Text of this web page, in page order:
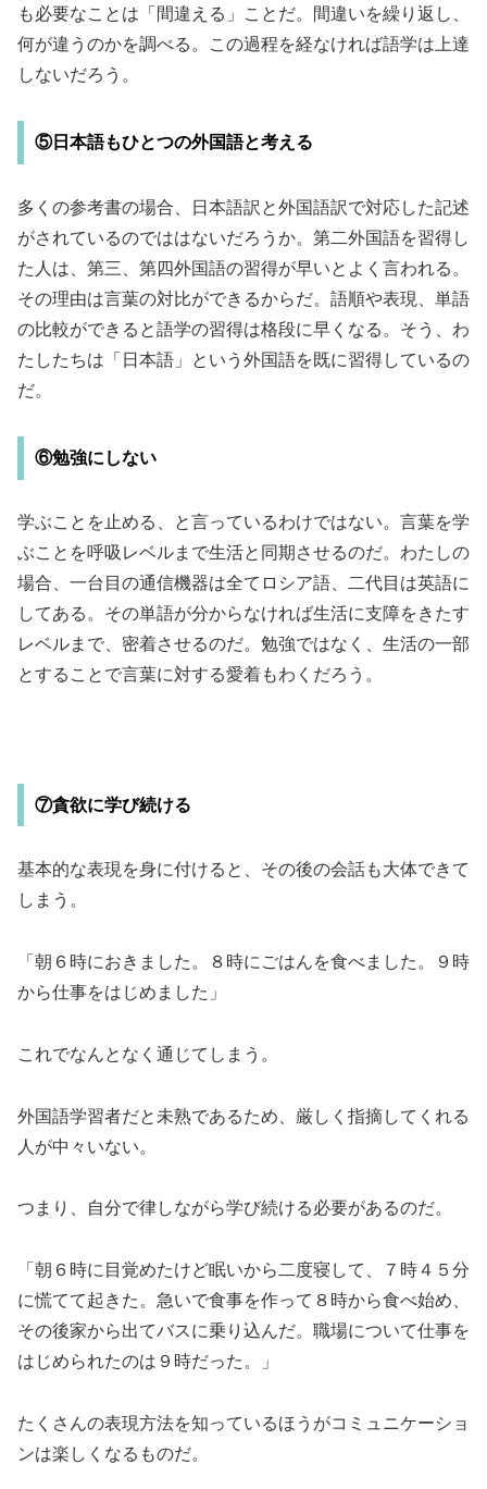
も必要なことは「間違える」ことだ。間違いを繰り返し、
何が違うのかを調べる。この過程を経なければ語学は上達
しないだろう。
⑤日本語もひとつの外国語と考える
多くの参考書の場合、日本語訳と外国語訳で対応した記述
がされているのでははないだろうか。第二外国語を習得し
た人は、第三、第四外国語の習得が早いとよく言われる。
その理由は言葉の対比ができるからだ。語順や表現、単語
の比較ができると語学の習得は格段に早くなる。そう、わ
たしたちは「日本語」という外国語を既に習得しているの
だ。
⑥勉強にしない
学ぶことを止める、と言っているわけではない。言葉を学
ぶことを呼吸レベルまで生活と同期させるのだ。わたしの
場合、一台目の通信機器は全てロシア語、二代目は英語に
してある。その単語が分からなければ生活に支障をきたす
レベルまで、密着させるのだ。勉強ではなく、生活の一部
とすることで言葉に対する愛着もわくだろう。
⑦貪欲に学び続ける
基本的な表現を身に付けると、その後の会話も大体できて
しまう。
「朝６時におきました。８時にごはんを食べました。９時
から仕事をはじめました」
これでなんとなく通じてしまう。
外国語学習者だと未熟であるため、厳しく指摘してくれる
人が中々いない。
つまり、自分で律しながら学び続ける必要があるのだ。
「朝６時に目覚めたけど眠いから二度寝して、７時４５分
に慌てて起きた。急いで食事を作って８時から食べ始め、
その後家から出てバスに乗り込んだ。職場について仕事を
はじめられたのは９時だった。」
たくさんの表現方法を知っているほうがコミュニケーショ
ンは楽しくなるものだ。